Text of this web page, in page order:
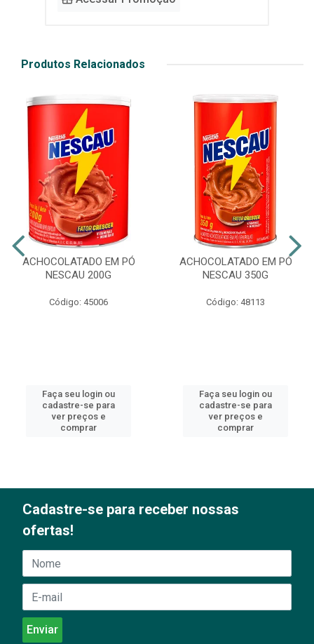
Produtos Relacionados
ACHOCOLATADO EM PÓ
NESCAU 200G
Código: 45006
Faça seu login ou
cadastre-se para
ver preços e
comprar
ACHOCOLATADO EM PÓ
NESCAU 350G
Código: 48113
Faça seu login ou
cadastre-se para
ver preços e
comprar
Cadastre-se para receber nossas
ofertas!